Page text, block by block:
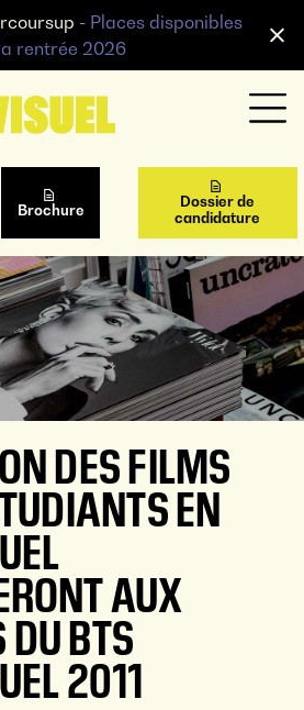
DES FILMS
EN
AUX
BTS
2011
- Places disponibles
rentrée 2026
Brochure
Dossier de
candidature